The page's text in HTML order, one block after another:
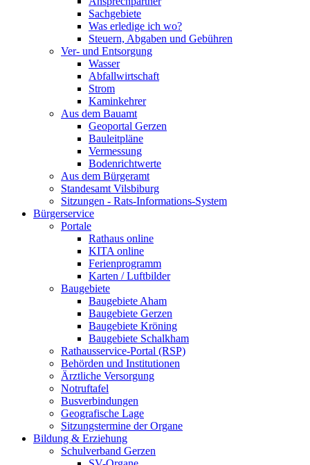
Sachgebiete
Was erledige ich wo?
Steuern, Abgaben und Gebühren
Ver- und Entsorgung
Wasser
Abfallwirtschaft
Strom
Kaminkehrer
Aus dem Bauamt
Geoportal Gerzen
Bauleitpläne
Vermessung
Bodenrichtwerte
Aus dem Bürgeramt
Standesamt Vilsbiburg
Sitzungen - Rats-Informations-System
Bürgerservice
Portale
Rathaus online
KITA online
Ferienprogramm
Karten / Luftbilder
Baugebiete
Baugebiete Aham
Baugebiete Gerzen
Baugebiete Kröning
Baugebiete Schalkham
Rathausservice-Portal (RSP)
Behörden und Institutionen
Ärztliche Versorgung
Notruftafel
Busverbindungen
Geografische Lage
Sitzungstermine der Organe
Bildung & Erziehung
Schulverband Gerzen